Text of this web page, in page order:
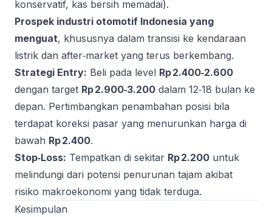
konservatif, kas bersih memadai).
Prospek industri otomotif Indonesia yang
menguat, khususnya dalam transisi ke kendaraan
listrik dan after‑market yang terus berkembang.
Strategi Entry: Beli pada level Rp 2.400‑2.600
dengan target Rp 2.900‑3.200 dalam 12‑18 bulan ke
depan. Pertimbangkan penambahan posisi bila
terdapat koreksi pasar yang menurunkan harga di
bawah Rp 2.400.
Stop‑Loss: Tempatkan di sekitar Rp 2.200 untuk
melindungi dari potensi penurunan tajam akibat
risiko makroekonomi yang tidak terduga.
Kesimpulan